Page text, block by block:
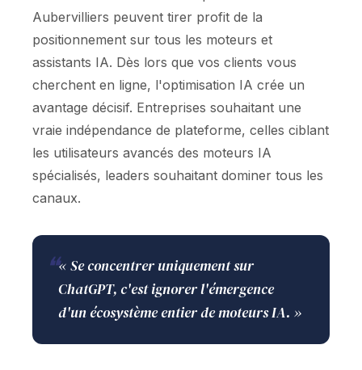
Aubervilliers peuvent tirer profit de la
positionnement sur tous les moteurs et
assistants IA. Dès lors que vos clients vous
cherchent en ligne, l'optimisation IA crée un
avantage décisif. Entreprises souhaitant une
vraie indépendance de plateforme, celles ciblant
les utilisateurs avancés des moteurs IA
spécialisés, leaders souhaitant dominer tous les
canaux.
❝« Se concentrer uniquement sur
ChatGPT, c'est ignorer l'émergence
d'un écosystème entier de moteurs IA. »